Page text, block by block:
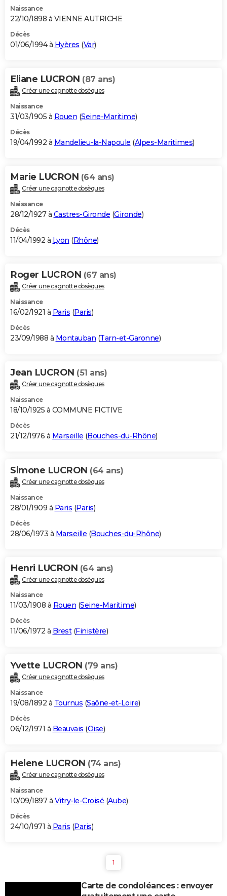
Naissance
22/10/1898 à VIENNE AUTRICHE
Décès
01/06/1994 à Hyères (Var)
Eliane LUCRON (87 ans)
Créer une cagnotte obsèques
Naissance
31/03/1905 à Rouen (Seine-Maritime)
Décès
19/04/1992 à Mandelieu-la-Napoule (Alpes-Maritimes)
Marie LUCRON (64 ans)
Créer une cagnotte obsèques
Naissance
28/12/1927 à Castres-Gironde (Gironde)
Décès
11/04/1992 à Lyon (Rhône)
Roger LUCRON (67 ans)
Créer une cagnotte obsèques
Naissance
16/02/1921 à Paris (Paris)
Décès
23/09/1988 à Montauban (Tarn-et-Garonne)
Jean LUCRON (51 ans)
Créer une cagnotte obsèques
Naissance
18/10/1925 à COMMUNE FICTIVE
Décès
21/12/1976 à Marseille (Bouches-du-Rhône)
Simone LUCRON (64 ans)
Créer une cagnotte obsèques
Naissance
28/01/1909 à Paris (Paris)
Décès
28/06/1973 à Marseille (Bouches-du-Rhône)
Henri LUCRON (64 ans)
Créer une cagnotte obsèques
Naissance
11/03/1908 à Rouen (Seine-Maritime)
Décès
11/06/1972 à Brest(Finistère)
Yvette LUCRON (79 ans)
Créer une cagnotte obsèques
Naissance
19/08/1892 à Tournus (Saône-et-Loire)
Décès
06/12/1971 à Beauvais (Oise)
Helene LUCRON (74 ans)
Créer une cagnotte obsèques
Naissance
10/09/1897 à Vitry-le-Croisé (Aube)
Décès
24/10/1971 à Paris (Paris)
1
Carte de condoléances : envoyer